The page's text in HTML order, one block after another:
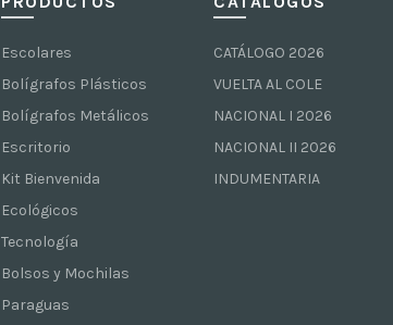
Escolares
Bolígrafos Plásticos
Bolígrafos Metálicos
Escritorio
Kit Bienvenida
Ecológicos
Tecnología
Bolsos y Mochilas
Paraguas
CATÁLOGO 2026
VUELTA AL COLE
NACIONAL I 2026
NACIONAL II 2026
INDUMENTARIA